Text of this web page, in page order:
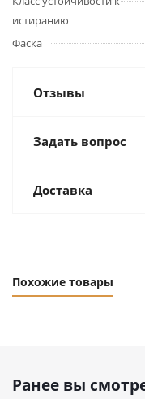
истиранию
Фаска
Отзывы
Задать вопрос
Доставка
Похожие товары
Ранее вы